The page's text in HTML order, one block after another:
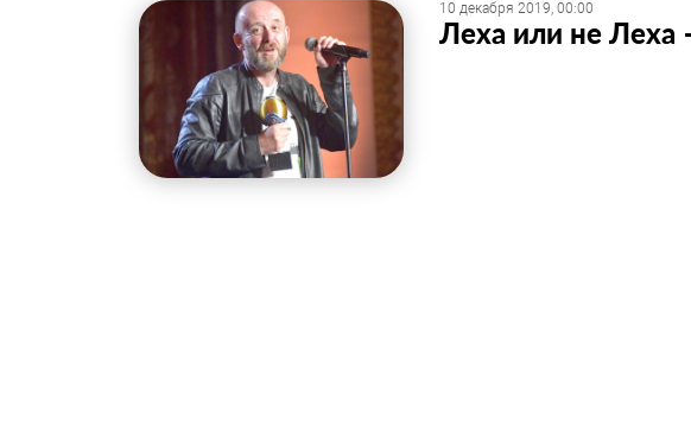
10 декабря 2019, 00:00
Леха или не Леха